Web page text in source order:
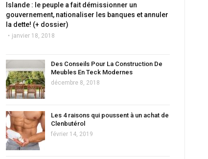
Islande : le peuple a fait démissionner un
gouvernement, nationaliser les banques et annuler
la dette! (+ dossier)
janvier 18, 2018
Des Conseils Pour La Construction De
Meubles En Teck Modernes
décembre 8, 2018
Les 4 raisons qui poussent à un achat de
Clenbutérol
février 14, 2019